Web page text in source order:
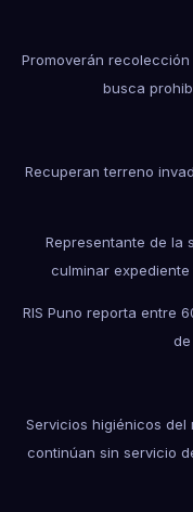
Promoverán
busca
Recuperan terreno
Representante de la
culminar
RIS Puno reporta entre
Servicios higiénicos del
continúan sin servicio